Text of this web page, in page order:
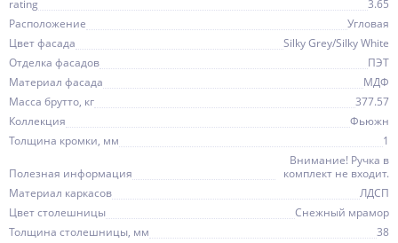
rating
3.65
Расположение
Угловая
Цвет фасада
Silky Grey/Silky White
Отделка фасадов
ПЭТ
Материал фасада
МДФ
Масса брутто, кг
377.57
Коллекция
Фьюжн
Толщина кромки, мм
1
Полезная информация
Внимание! Ручка в
комплект не входит.
Материал каркасов
ЛДСП
Цвет столешницы
Снежный мрамор
Толщина столешницы, мм
38